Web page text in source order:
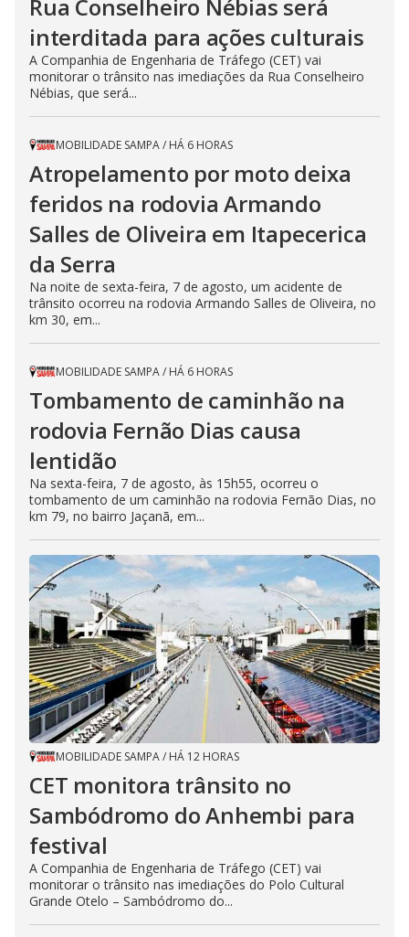
Rua Conselheiro Nébias será
interditada para ações culturais
A Companhia de Engenharia de Tráfego (CET) vai
monitorar o trânsito nas imediações da Rua Conselheiro
Nébias, que será...
MOBILIDADE SAMPA/ HÁ 6 HORAS
Atropelamento por moto deixa
feridos na rodovia Armando
Salles de Oliveira em Itapecerica
da Serra
Na noite de sexta-feira, 7 de agosto, um acidente de
trânsito ocorreu na rodovia Armando Salles de Oliveira, no
km 30, em...
MOBILIDADE SAMPA/ HÁ 6 HORAS
Tombamento de caminhão na
rodovia Fernão Dias causa
lentidão
Na sexta-feira, 7 de agosto, às 15h55, ocorreu o
tombamento de um caminhão na rodovia Fernão Dias, no
km 79, no bairro Jaçanã, em...
MOBILIDADE SAMPA/ HÁ 12 HORAS
CET monitora trânsito no
Sambódromo do Anhembi para
festival
A Companhia de Engenharia de Tráfego (CET) vai
monitorar o trânsito nas imediações do Polo Cultural
Grande Otelo – Sambódromo do...